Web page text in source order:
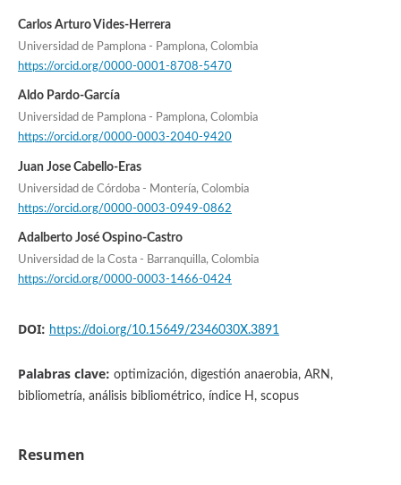
Carlos Arturo Vides-Herrera
Universidad de Pamplona - Pamplona, Colombia
https://orcid.org/0000-0001-8708-5470
Aldo Pardo-García
Universidad de Pamplona - Pamplona, Colombia
https://orcid.org/0000-0003-2040-9420
Juan Jose Cabello-Eras
Universidad de Córdoba - Montería, Colombia
https://orcid.org/0000-0003-0949-0862
Adalberto José Ospino-Castro
Universidad de la Costa - Barranquilla, Colombia
https://orcid.org/0000-0003-1466-0424
DOI: https://doi.org/10.15649/2346030X.3891
Palabras clave: optimización, digestión anaerobia, ARN,
bibliometría, análisis bibliométrico, índice H, scopus
Resumen